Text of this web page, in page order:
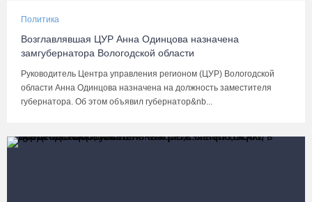
Политика
Возглавлявшая ЦУР Анна Одинцова назначена
замгубернатора Вологодской области
Руководитель Центра управления регионом (ЦУР) Вологодской
области Анна Одинцова назначена на должность заместителя
губернатора. Об этом объявил губернатор&nb...